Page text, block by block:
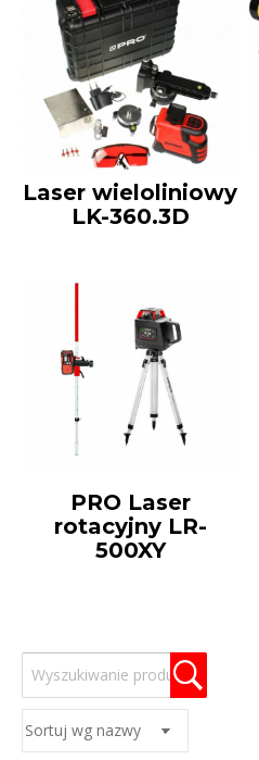
Laser wieloliniowy
LK-360.3D
PRO Laser
rotacyjny LR-
500XY